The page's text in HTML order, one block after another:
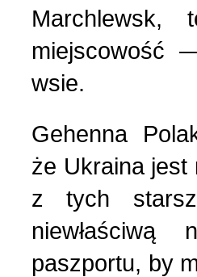
Marchlewsk,
miejscowość
wsie.
Gehenna
że Ukraina jest
z tych
paszportu, by